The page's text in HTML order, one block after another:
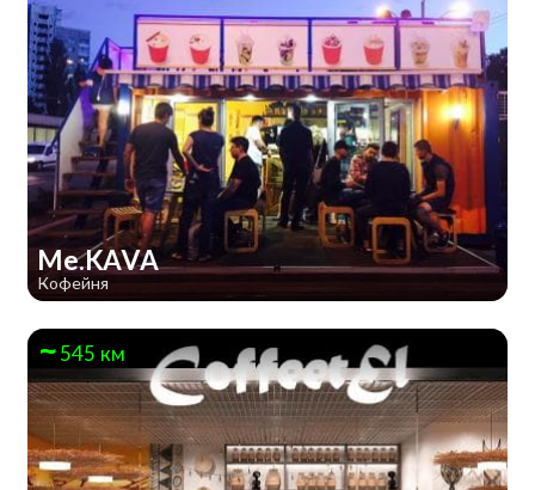
Me.KAVA
Кофейня
545 км